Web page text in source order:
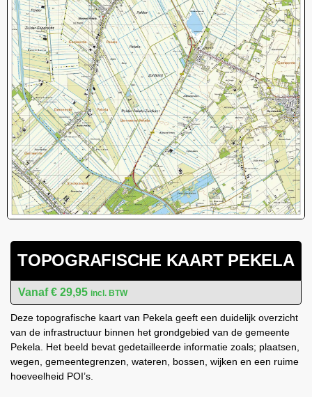
TOPOGRAFISCHE KAART PEKELA
€ 29,95 incl. BTW
Deze topografische kaart van Pekela geeft een duidelijk overzicht
van de infrastructuur binnen het grondgebied van de gemeente
Pekela. Het beeld bevat gedetailleerde informatie zoals; plaatsen,
wegen, gemeentegrenzen, wateren, bossen, wijken en een ruime
hoeveelheid POI’s.